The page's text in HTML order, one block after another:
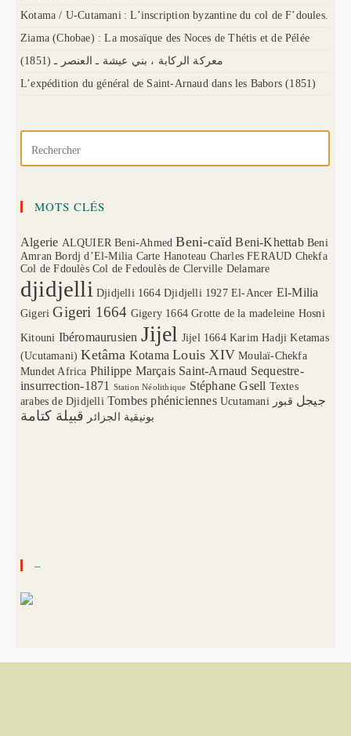
Kotama / U-Cutamani : L’inscription byzantine du col de F’doules.
Ziama (Chobae) : La mosaïque des Noces de Thétis et de Pélée
(1851) معركة الركابة ، بني عيشة ـ العنصر ـ
L’expédition du général de Saint-Arnaud dans les Babors (1851)
MOTS CLÉS
Algerie ALQUIER Beni-Ahmed Beni-caïd Beni-Khettab Beni
Amran Bordj d’El-Milia Carte Hanoteau Charles FERAUD Chekfa
Col de Fdoulès Col de Fedoulès de Clerville Delamare
djidjelli Djidjelli 1664 Djidjelli 1927 El-Ancer El-Milia
Gigeri Gigeri 1664 Gigery 1664 Grotte de la madeleine Hosni
Kitouni Ibéromaurusien Jijel Jijel 1664 Karim Hadji Ketamas
(Ucutamani) Ketâma Kotama Louis XIV Moulaï-Chekfa
Mundet Africa Philippe Marçais Saint-Arnaud Sequestre-
insurrection-1871
Station Néolithique Stéphane Gsell Textes
arabes de Djidjelli Tombes phéniciennes Ucutamani جيجل قبور
بونيقية الجزائر قبيلة كتامة
–